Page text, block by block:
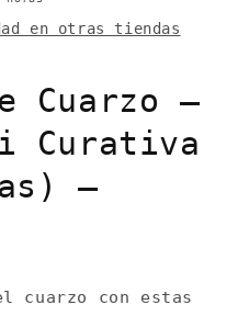
en otras tiendas
Cuarzo –
Curativa
–
cuarzo con estas